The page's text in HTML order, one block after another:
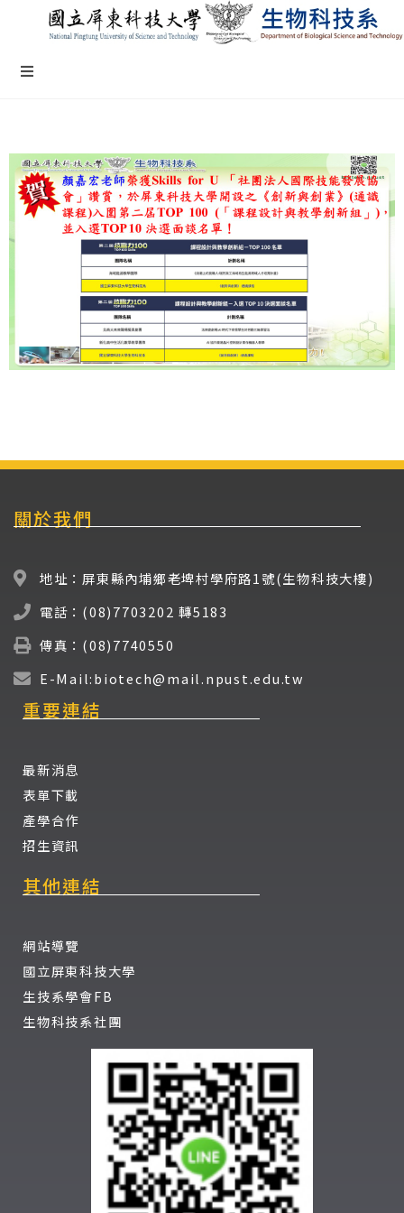
關於我們
地址：屏東縣內埔鄉老埤村學府路1號(生物科技大樓)
電話：(08)7703202 轉5183
傳真：(08)7740550
E-Mail:biotech@mail.npust.edu.tw
重要連結
最新消息
表單下載
產學合作
招生資訊
其他連結
網站導覽
國立屏東科技大學
生技系學會FB
生物科技系社團